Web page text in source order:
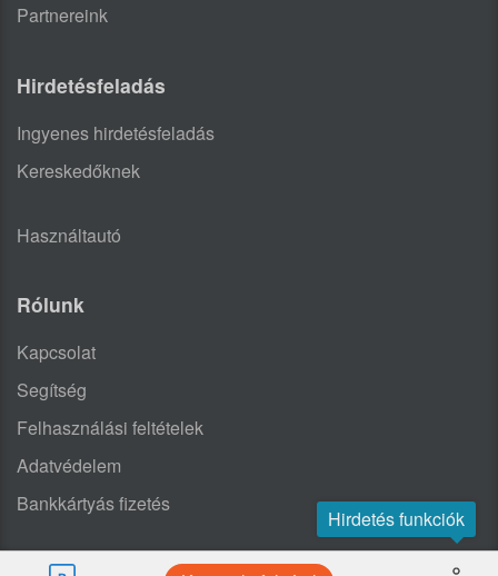
Hirdetés funkciók
Partnereink
Hirdetésfeladás
Ingyenes hirdetésfeladás
Kereskedőknek
Használtautó
Rólunk
Kapcsolat
Segítség
Felhasználási feltételek
Adatvédelem
Bankkártyás fizetés